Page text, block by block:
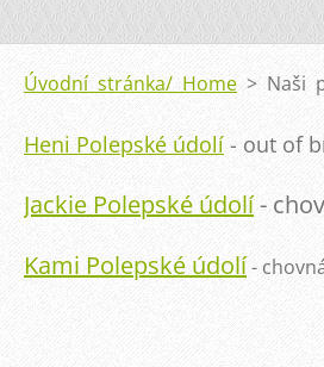
Úvodní stránka/ Home > Naši
Heni Polepské údolí - out of
Jackie Polepské údolí-
Kami Polepské údolí-